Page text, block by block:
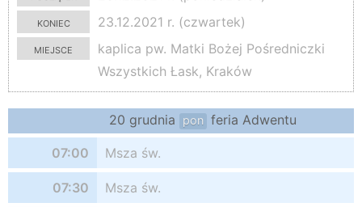
koniec
23.12.2021 r. (czwartek)
miejsce
kaplica pw. Matki Bożej Pośredniczki
Wszystkich Łask, Kraków
20 grudnia pon feria Adwentu
07:00 Msza św.
07:30 Msza św.